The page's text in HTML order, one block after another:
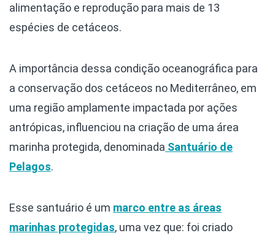
alimentação e reprodução para mais de 13
espécies de cetáceos.
A importância dessa condição oceanográfica para
a conservação dos cetáceos no Mediterrâneo, em
uma região amplamente impactada por ações
antrópicas, influenciou na criação de uma área
marinha protegida, denominada Santuário de
Pelagos.
Esse santuário é um marco entre as áreas
marinhas protegidas, uma vez que: foi criado